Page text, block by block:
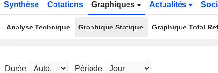
Synthèse Cotations Graphiques Actualités
Analyse Technique Graphique Statique Graphique Total
Durée Période